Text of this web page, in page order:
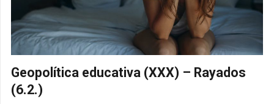
Geopolítica educativa (XXX) – Rayados
(6.2.)